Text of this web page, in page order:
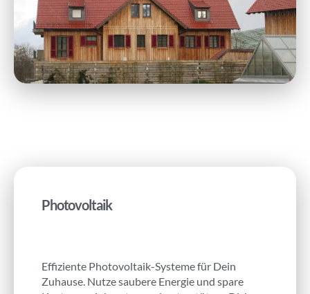
Photovoltaik
Effiziente Photovoltaik-Systeme für Dein
Zuhause. Nutze saubere Energie und spare